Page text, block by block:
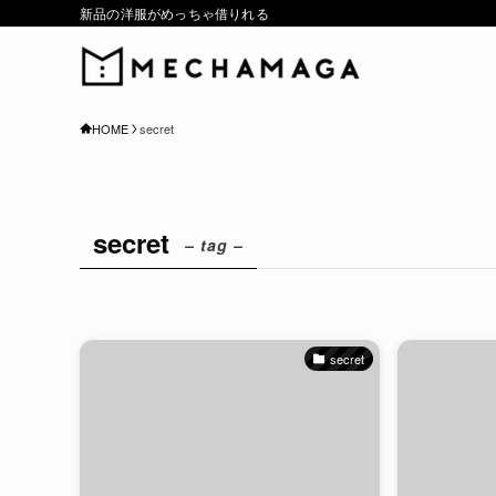
新品の洋服がめっちゃ借りれる
HOME secret
secret – tag –
secret